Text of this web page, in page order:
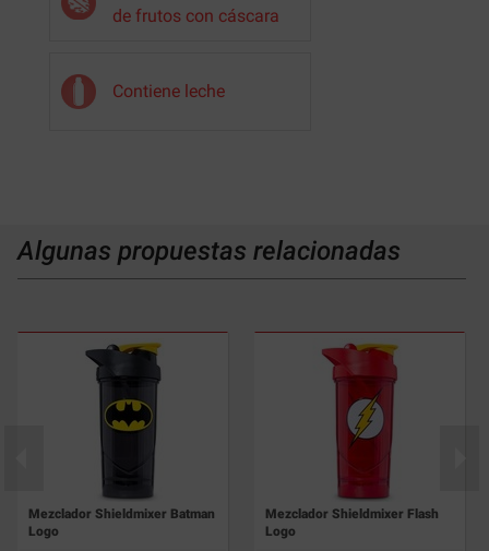
de frutos con cáscara
Contiene leche
Algunas propuestas relacionadas
Mezclador Shieldmixer Batman
Logo
Mezclador Shieldmixer Flash
Logo